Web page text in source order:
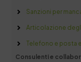
Sanzioni per
Articolazione
Telefono e posta
Consulenti e